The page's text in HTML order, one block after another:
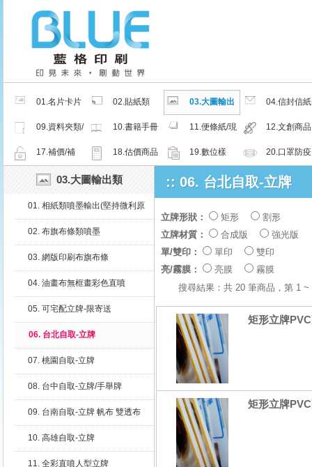
01.名片卡片
02.貼紙類
03.大圖輸出
04.信封信紙
09.資料夾類/
夾鏈密封袋
10.書籍手冊
11.便條紙/現
成品
12.文創商品
17.補價/補
18.估價商品 19.數位樣
20.口罩防疫
03.大圖輸出類
01. 相紙類噴墨輸出(堅持微利原
02. 布旗布條類噴墨
03. 網版印刷布旗布條
04. 油畫布無框畫彩色直噴
05. 可宅配立牌-限寄送
06. 台北自取-立牌
07. 桃園自取-立牌
08. 台中自取-立牌/手舉牌
09. 台南自取-立牌 帆布 雙透布
10. 高雄自取-立牌
11. 全彩直噴人型立牌
:: 06. 台北自取-立牌
立牌形狀： 矩形
割形
立牌材質：
合成版
強光版
單/雙印：
單印
雙印
亮/霧膜：
亮膜
霧膜
搜尋結果：共 20 筆商品，
矩形立牌
矩形立牌